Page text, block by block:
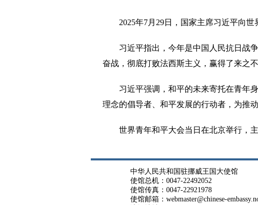
2025年7月29日，国家主席习近平向世
习近平指出，今年是中国人民抗日战
奋战，彻底打败法西斯主义，赢得了来之不
习近平强调，和平的未来寄托在青年
理念的倡导者、和平发展的行动者，为推
世界青年和平大会当日在北京举行，
中华人民共和国驻挪威王国大使馆
使馆总机：0047-22492052
使馆传真：0047-22921978
使馆邮箱：webmaster@chinese-